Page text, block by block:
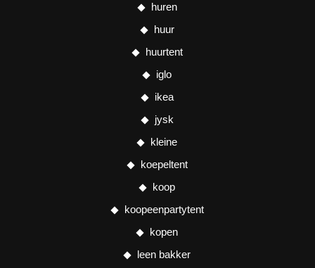
huren
huur
huurtent
iglo
ikea
jysk
kleine
koepeltent
koop
koopeenpartytent
kopen
leen bakker